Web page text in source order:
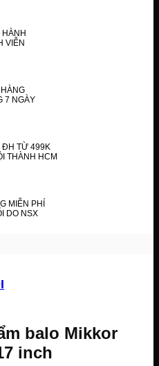
HÀNH
VIỄN
7 NGÀY
ĐH TỪ 499K
THÀNH HCM
MIỄN PHÍ
DO NSX
balo Mikkor
inch